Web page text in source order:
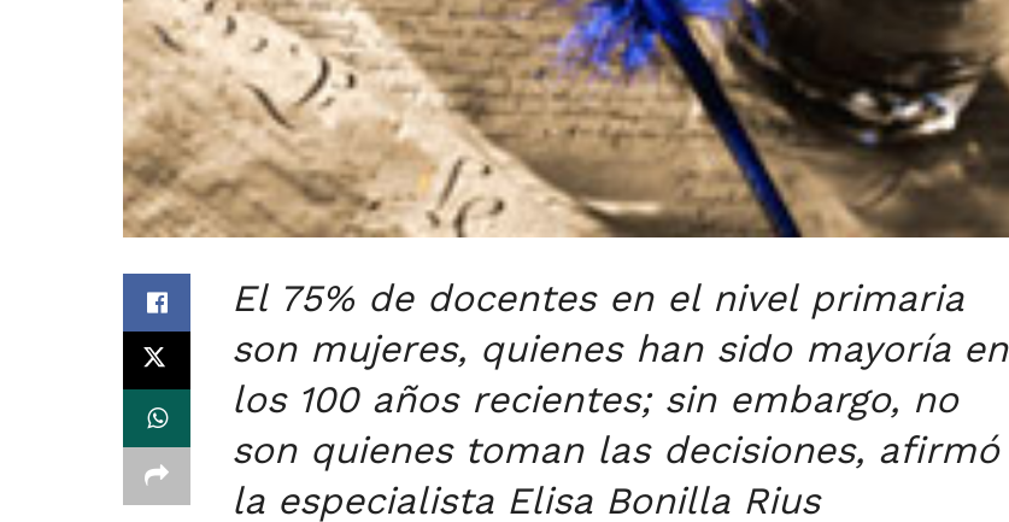
El 75% de docentes en el nivel primaria
son mujeres, quienes han sido mayoría en
los 100 años recientes; sin embargo, no
son quienes toman las decisiones, afirmó
la especialista Elisa Bonilla Rius